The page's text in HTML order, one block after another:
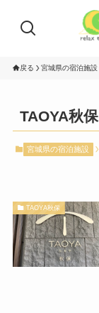
戻る 宮城県の宿泊施設
TAOYA秋保
宮城県の宿泊施設
TAOYA秋保